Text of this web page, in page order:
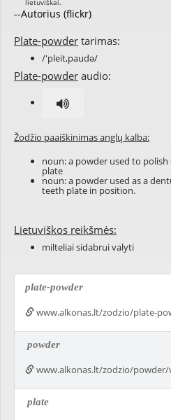
--Autorius (flickr)
Plate-powder tarimas:
/'pleit,paudə/
Plate-powder audio:
Žodžio paaiškinimas anglų kalba:
noun: a powder used to polish
plate
noun: a powder used as a
teeth plate in position.
Lietuviškos reikšmės:
milteliai sidabrui valyti
plate-powder
www.alkonas.lt/zodzio/plate-
powder
www.alkonas.lt/zodzio/
plate